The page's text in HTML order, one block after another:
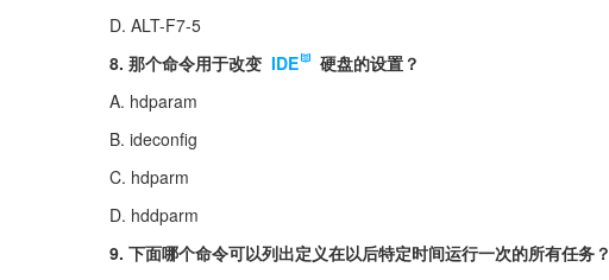
D. ALT-F7-5
8. 那个命令用于改变 IDE
硬盘的设置？
A. hdparam
B. ideconfig
C. hdparm
D. hddparm
9. 下面哪个命令可以列出定义在以后特定时间运行一次的所有任务？